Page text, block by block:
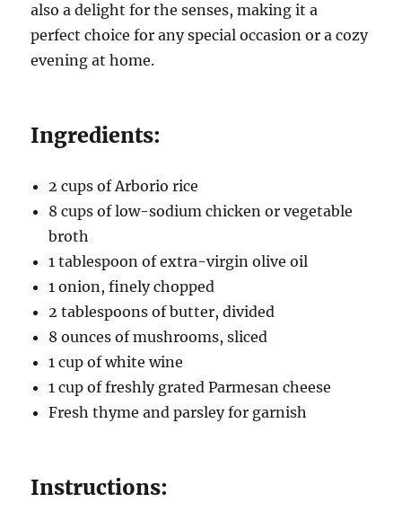
also a delight for the senses, making it a
perfect choice for any special occasion or a cozy
evening at home.
Ingredients:
2 cups of Arborio rice
8 cups of low-sodium chicken or vegetable
broth
1 tablespoon of extra-virgin olive oil
1 onion, finely chopped
2 tablespoons of butter, divided
8 ounces of mushrooms, sliced
1 cup of white wine
1 cup of freshly grated Parmesan cheese
Fresh thyme and parsley for garnish
Instructions: